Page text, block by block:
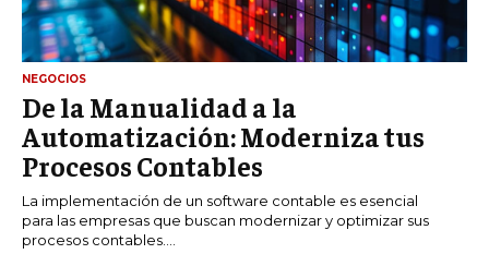
NEGOCIOS
De la Manualidad a la
Automatización: Moderniza tus
Procesos Contables
La implementación de un software contable es esencial
para las empresas que buscan modernizar y optimizar sus
procesos contables....